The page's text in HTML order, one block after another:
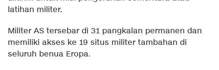
latihan militer.
Militer AS tersebar di 31 pangkalan permanen dan
memiliki akses ke 19 situs militer tambahan di
seluruh benua Eropa.